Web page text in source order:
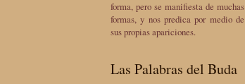
forma, pero se manifiesta de muchas
formas, y nos predica por medio de
sus propias apariciones.
Las Palabras del Buda